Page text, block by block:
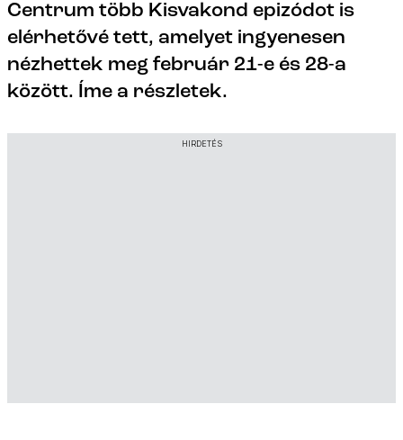
Centrum több Kisvakond epizódot is
elérhetővé tett, amelyet ingyenesen
nézhettek meg február 21-e és 28-a
között. Íme a részletek.
HIRDETÉS